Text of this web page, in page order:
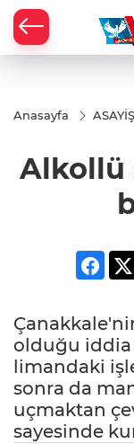
Anasayfa ASAYİŞ
Alkollü
olduğu iddia
limandaki
sonra da
uçmaktan
sayesinde